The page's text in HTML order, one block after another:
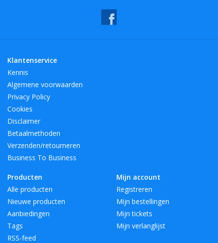
Klantenservice
Kennis
Algemene voorwaarden
Privacy Policy
Cookies
Disclaimer
Betaalmethoden
Verzenden/retourneren
Business To Business
Producten
Alle producten
Nieuwe producten
Aanbiedingen
Tags
RSS-feed
Mijn account
Registreren
Mijn bestellingen
Mijn tickets
Mijn verlanglijst